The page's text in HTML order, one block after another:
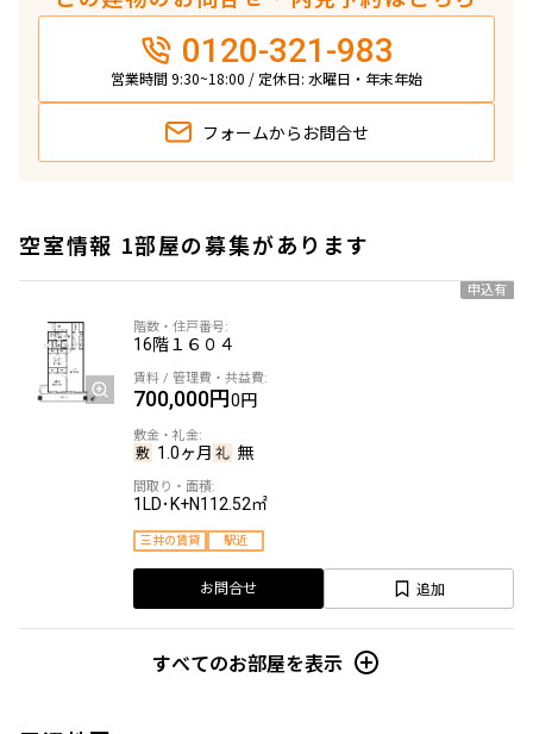
0120-321-983
営業時間 9:30~18:00 / 定休日: 水曜日・年末年始
フォームから お問合せ
空室情報 1部屋の募集があります
申込有
16階 １６０４
700,000円0円
1.0ヶ月 無
1LD･K+N112.52㎡
三井の賃貸 駅近
お問合せ 追加
すべてのお部屋を表示